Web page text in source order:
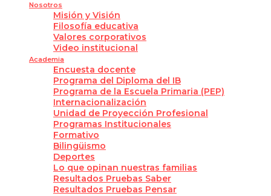
Nosotros
Misión y Visión
Filosofía educativa
Valores corporativos
Video institucional
Academia
Encuesta docente
Programa del Diploma del IB
Programa de la Escuela Primaria (PEP)
Internacionalización
Unidad de Proyección Profesional
Programas Institucionales
Formativo
Bilingüismo
Deportes
Lo que opinan nuestras familias
Resultados Pruebas Saber
Resultados Pruebas Pensar